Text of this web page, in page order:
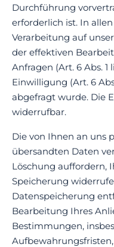
Durchführung
erforderlich ist. In
Verarbeitung auf
der effektiven
Anfragen (Art. 6 Abs. 1
Einwilligung (Art. 6
abgefragt wurde. Die
widerrufbar.
Die von Ihnen an uns
übersandten Daten
Löschung auffordern,
Speicherung
Datenspeicherung
Bearbeitung Ihres
Bestimmungen,